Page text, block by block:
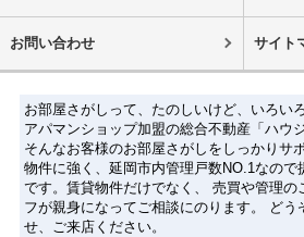
お問い合わせ サイト
お部屋さがしって、たのしいけど、いろい
アパマンショップ加盟の総合不動産「ハウ
そんなお客様のお部屋さがしをしっかりサ
物件に強く、延岡市内管理戸数NO.1なので
です。賃貸物件だけでなく、 売買や管理の
フが親身になってご相談にのります。 どう
せ、ご来店ください。